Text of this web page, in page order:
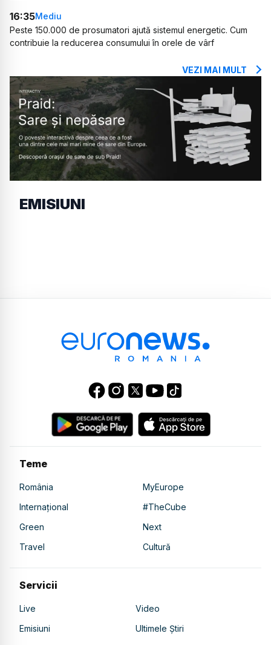
16:35Mediu
Peste 150.000 de prosumatori ajută sistemul energetic. Cum
contribuie la reducerea consumului în orele de vârf
VEZI MAI MULT
EMISIUNI
Teme
România
MyEurope
Internațional
#TheCube
Green
Next
Travel
Cultură
Servicii
Live
Video
Emisiuni
Ultimele Știri